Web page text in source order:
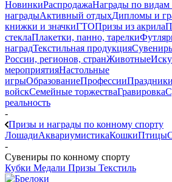
НовинкиРаспродажаНаграды по видам
наградыАктивный отдыхДипломы и
книжки и значкиГТОПризы из акрила
стеклаПлакетки, панно, тарелки
наградТекстильная продукция
России, регионов, странЖивотные
мероприятияНастольные
игрыОбразованиеПрофессии
войскСемейные торжестваГравировка
реальность
-
Призы и награды по конному спорту
ЛошадиАквариумистикаКошкиПтицы
-
Сувениры по конному спорту
Кубки Медали Призы Текстиль